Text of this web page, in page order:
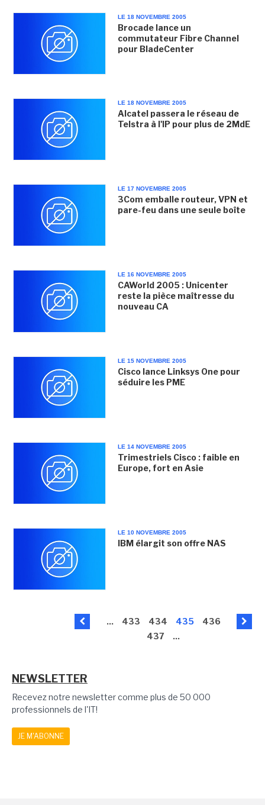
LE 18 NOVEMBRE 2005
Brocade lance un
commutateur Fibre Channel
pour BladeCenter
LE 18 NOVEMBRE 2005
Alcatel passera le réseau de
Telstra à l'IP pour plus de 2MdE
LE 17 NOVEMBRE 2005
3Com emballe routeur, VPN et
pare-feu dans une seule boîte
LE 16 NOVEMBRE 2005
CAWorld 2005 : Unicenter
reste la pièce maîtresse du
nouveau CA
LE 15 NOVEMBRE 2005
Cisco lance Linksys One pour
séduire les PME
LE 14 NOVEMBRE 2005
Trimestriels Cisco : faible en
Europe, fort en Asie
LE 10 NOVEMBRE 2005
IBM élargit son offre NAS
... 433 434 435
436
437
...
NEWSLETTER
Recevez notre newsletter comme plus de 50 000
professionnels de l'IT!
JE M'ABONNE